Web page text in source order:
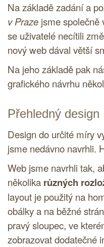
Na základě zadání a
v Praze jsme společně
se uživatelé necítili
nový web dával větší
Na jeho základě pak
grafického návrhu
Přehledný design
Design do určité míry
jsme nedávno navrhli.
Web jsme navrhli tak,
několika různých
layout je použitý na
obálky a na běžné
pravý sloupec, ve
zobrazovat dodatečné